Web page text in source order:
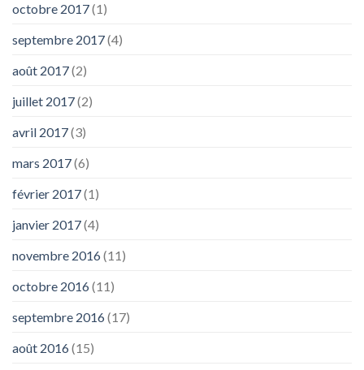
octobre 2017(1)
septembre 2017(4)
août 2017(2)
juillet 2017(2)
avril 2017(3)
mars 2017(6)
février 2017(1)
janvier 2017(4)
novembre 2016(11)
octobre 2016(11)
septembre 2016(17)
août 2016(15)